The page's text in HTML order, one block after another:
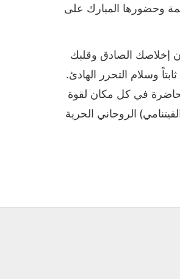
وحضورها المبارك على
إخلاصك الصادق وقلبك
وسلام التحرر الهادئ.
في كل مكان لقوة
الروحاني الحرية